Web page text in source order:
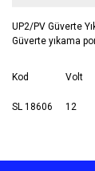
UP2/PV Güverte
Güverte yıkama
Kod Volt
SL 18606 12